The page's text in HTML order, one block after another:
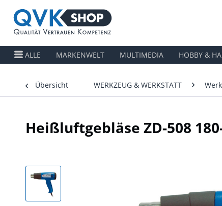
ALLE MARKENWELT MULTIMEDIA HOBBY &
Übersicht WERKZEUG & WERKSTATT
Heißluftgebläse ZD-508